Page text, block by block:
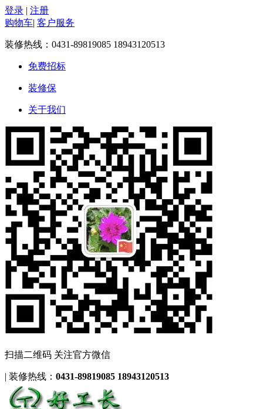
登录 | 注册
购物车| 客户服务
装修热线： 0431-89819085 18943120513
免费招标
装修保
关于我们
扫描二维码 关注官方微信
| 装修热线： 0431-89819085 18943120513